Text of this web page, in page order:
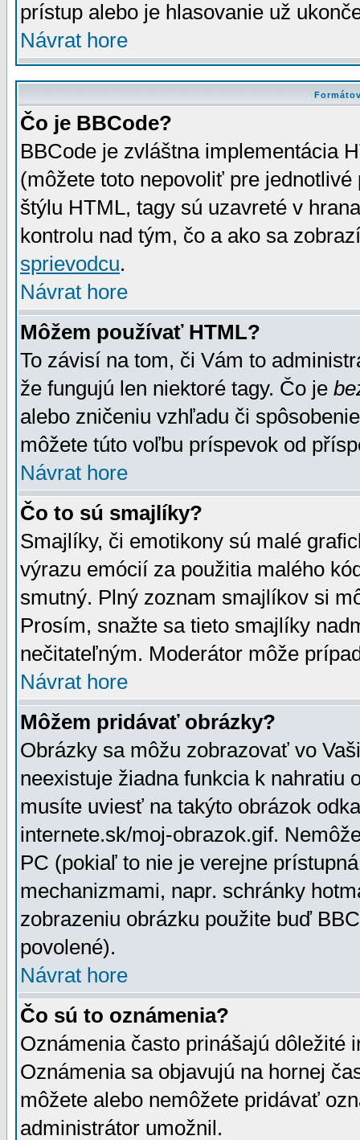
prístup alebo je hlasovanie už
Návrat hore
Čo je BBCode?
BBCode je zvláštna implementácia
(môžete toto nepovoliť pre
štýlu HTML, tagy sú uzavreté v
kontrolu nad tým, čo a ako sa
sprievodcu.
Návrat hore
Môžem používať HTML?
To závisí na tom, či Vám to
že fungujú len niektoré tagy. Čo je
alebo zničeniu vzhľadu či
môžete túto voľbu príspevok od
Návrat hore
Čo to sú smajlíky?
Smajlíky, či emotikony sú malé
výrazu emócií za použitia malého
smutný. Plný zoznam smajlíkov si
Prosím, snažte sa tieto smajlíky
nečitateľným. Moderátor môže
Návrat hore
Môžem pridávať obrázky?
Obrázky sa môžu zobrazovať vo
neexistuje žiadna funkcia k nahratiu
musíte uviesť na takýto obrázok
internete.sk/moj-obrazok.gif.
PC (pokiaľ to nie je verejne
mechanizmami, napr. schránky
zobrazeniu obrázku použite buď
povolené).
Návrat hore
Čo sú to oznámenia?
Oznámenia často prinášajú dôležité
Oznámenia sa objavujú na hornej
môžete alebo nemôžete pridávať
administrátor umožnil.